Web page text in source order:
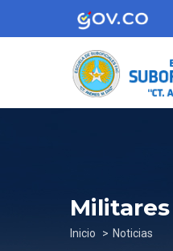
Inicio Noticias